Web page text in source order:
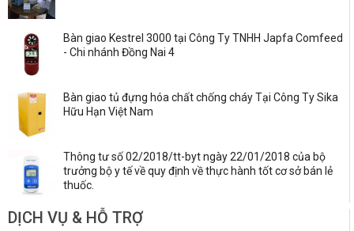
Bàn giao Kestrel 3000 tại Công Ty TNHH Japfa Comfeed
- Chi nhánh Đồng Nai 4
Bàn giao tủ đựng hóa chất chống cháy Tại Công Ty Sika
Hữu Hạn Việt Nam
Thông tư số 02/2018/tt-byt ngày 22/01/2018 của bộ
trưởng bộ y tế về quy định về thực hành tốt cơ sở bán lẻ
thuốc.
DỊCH VỤ & HỖ TRỢ